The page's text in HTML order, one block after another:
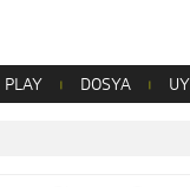
PLAY DOSYA